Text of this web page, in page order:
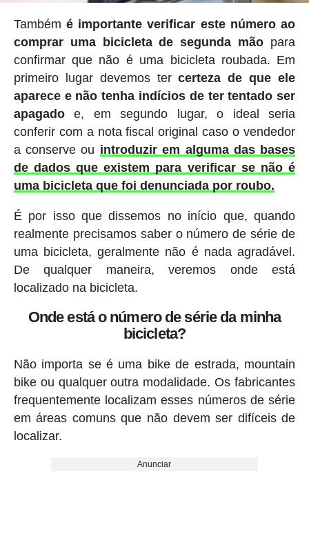
Também é importante verificar este número ao
comprar uma bicicleta de segunda mão para
confirmar que não é uma bicicleta roubada. Em
primeiro lugar devemos tercerteza de que ele
aparece e não tenha indícios de ter tentado ser
apagadoe, em segundo lugar, o ideal seria
conferir com a nota fiscal original caso o vendedor
a conserve ou introduzir em alguma das bases
de dados que existem para verificar se não é
uma bicicleta que foi denunciada por roubo.
É por isso que dissemos no início que, quando
realmente precisamos saber o número de série de
uma bicicleta, geralmente não é nada agradável.
De qualquer maneira, veremos onde está
localizado na bicicleta.
Onde está o número de série da minha
bicicleta?
Não importa se é uma bike de estrada, mountain
bike ou qualquer outra modalidade. Os fabricantes
frequentemente localizam esses números de série
em áreas comuns que não devem ser difíceis de
localizar.
Anunciar